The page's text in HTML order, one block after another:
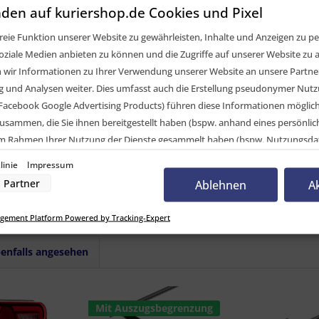
für Rückfahrscheinwerfer, 400 mm, DC - 66-
Systems GmbH
für Rückfahrscheinwerfer, 400 mm, DC - 66-
angesehen
Mit Auszugsbegrenzung
auf kuriershop.de Cookies und Pixel
Funktion unserer Website zu gewährleisten, Inhalte und Anzeigen zu
Medien anbieten zu können und die Zugriffe auf unserer Website zu
wir Informationen zu Ihrer Verwendung unserer Website an unsere
und Analysen weiter. Dies umfasst auch die Erstellung pseudonymer
Google Advertising Products) führen diese Informationen
die Sie ihnen bereitgestellt haben (bspw. anhand eines
Rahmen Ihrer Nutzung der Dienste gesammelt haben (bspw.
Button links unten klicken und dort die entsprechenden Anpassungen
durch unsere Partner:
Zugriff auf Informationen auf einem Endgerät
für personalisierte Werbung
Profilen zur Auswahl personalisierter Werbung
von Inhalten
durch Statistiken oder Kombinationen von Daten aus verschiedenen Quellen
Impressum
Partner Ablehnen
Platform Powered by Tracking-Expert